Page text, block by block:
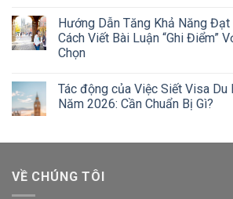
Hướng Dẫn Tăng Khả Năng Đạt
Cách Viết Bài Luận “Ghi Điểm”
Chọn
Tác động của Việc Siết Visa Du
Năm 2026: Cần Chuẩn Bị Gì?
VỀ CHÚNG TÔI